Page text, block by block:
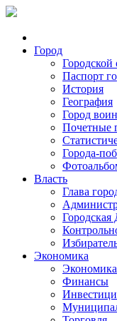
Город
Городской
Паспорт
История
География
Город
Почетные
Города-
Власть
Глава
Городская
Экономика
Экономика
Финансы